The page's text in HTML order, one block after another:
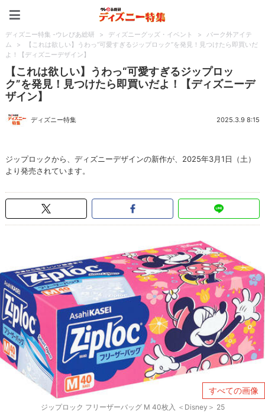
ディズニー特集 -ウレぴあ総研 > ディズニーグッズ・イベント >
パーク外アイテ
ム
>
【これは欲しい】うわっ“可愛すぎるジップロック”を発見！見つけたら即買いだ
よ！【ディズニーデザイン】
【これは欲しい】うわっ“可愛すぎるジップロッ
ク”を発見！見つけたら即買いだよ！【ディズニーデ
ザイン】
ディズニー特集 2025.3.9 8:15
ジップロックから、ディズニーデザインの新作が、2025年3月1日（土）
より発売されています。
すべての画像
ジップロック フリーザーバッグ M 40枚入 ＜Disney＞ 25